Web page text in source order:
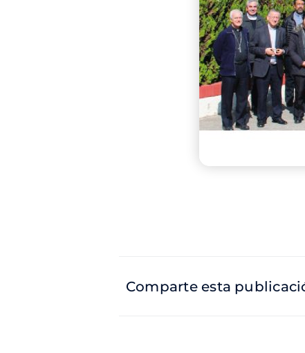
Comparte esta